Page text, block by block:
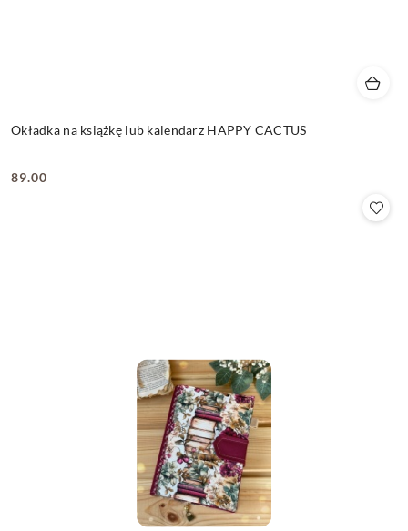
Okładka na książkę lub kalendarz HAPPY CACTUS
Cena:
89.00